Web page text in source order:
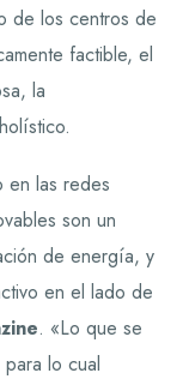
de los centros de
factible, el
la
en las redes
son un
de energía, y
en el lado de
. «Lo que se
lo cual